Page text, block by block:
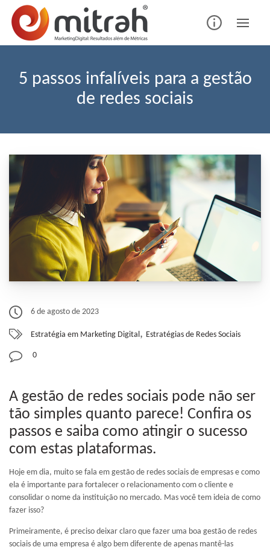
Skip
content
5 passos infalíveis para a gestão
de redes sociais
6 de agosto de 2023
Estratégia em Marketing Digital, Estratégias de Redes Sociais
0
A gestão de redes sociais pode não ser
tão simples quanto parece! Confira os
passos e saiba como atingir o sucesso
com estas plataformas.
Hoje em dia, muito se fala em gestão de redes sociais de empresas e como
ela é importante para fortalecer o relacionamento com o cliente e
consolidar o nome da instituição no mercado. Mas você tem ideia de como
fazer isso?
Primeiramente, é preciso deixar claro que fazer uma boa gestão de redes
sociais de uma empresa é algo bem diferente de apenas mantê-las